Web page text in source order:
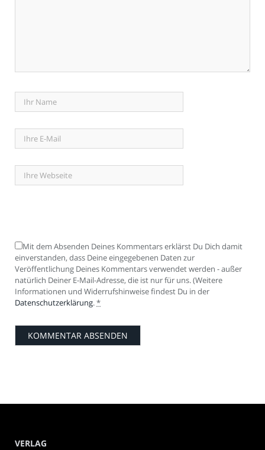
Mit dem Absenden Deines Kommentars erklärst Du Dich damit
einverstanden, dass Deine eingegebenen Daten zur
Veröffentlichung Deines Kommentars verwendet werden - außer
natürlich Deiner E-Mail-Adresse, die ist nur für uns. (Weitere
Informationen und Widerrufshinweise findest Du in der
Datenschutzerklärung.*
VERLAG